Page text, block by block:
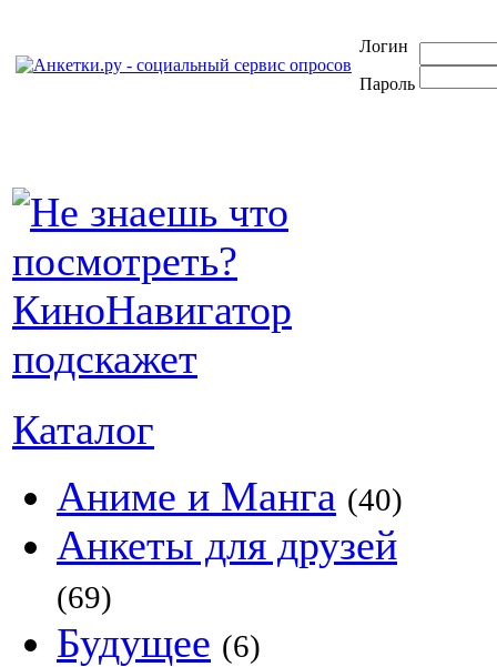
Логин
Пароль
Каталог
Аниме и Манга (40)
Анкеты для друзей
(69)
Будущее (6)